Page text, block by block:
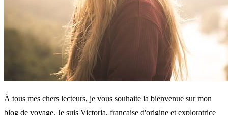
À tous mes chers lecteurs, je vous souhaite la bienvenue sur mon
blog de voyage. Je suis Victoria, française d'origine et exploratrice